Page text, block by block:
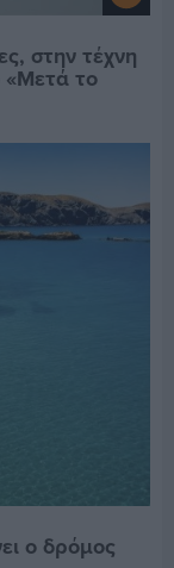
στην τέχνη
«Μετά το
ο δρόμος